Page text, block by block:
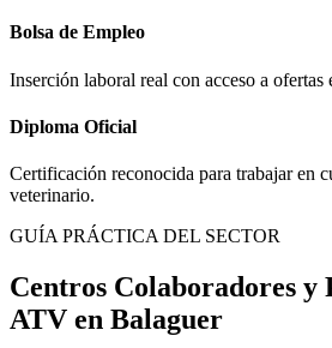
Bolsa de Empleo
Inserción laboral real con acceso a ofertas
Diploma Oficial
Certificación reconocida para trabajar en
veterinario.
GUÍA PRÁCTICA DEL SECTOR
Centros Colaboradores y
ATV en Balaguer